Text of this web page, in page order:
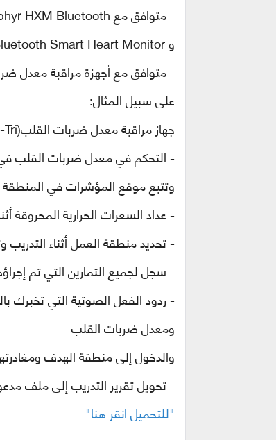
- متوافق معHXM Bluetooth
وSmart Heart Monitor
- متوافق مع أجهزة مراقبة معدل
على سبيل المثال:
جهاز مراقبة معدل ضربات القلب
- التحكم في معدل ضربات القلب في
وتتبع موقع المؤشرات في
- عداد السعرات الحرارية المحروقة
- تحديد منطقة العمل أثناء التدريب
- سجل لجميع التمارين التي تم
- ردود الفعل الصوتية التي تخبرك
ومعدل ضربات القلب
والدخول إلى منطقة الهدف ومغادرتها
- تحويل تقرير التدريب إلى ملف
"للتحميل انقر هنا"